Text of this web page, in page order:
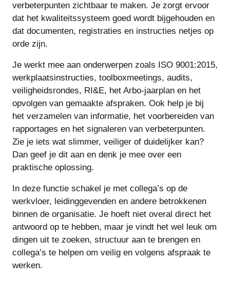
verbeterpunten zichtbaar te maken. Je zorgt ervoor
dat het kwaliteitssysteem goed wordt bijgehouden en
dat documenten, registraties en instructies netjes op
orde zijn.
Je werkt mee aan onderwerpen zoals ISO 9001:2015,
werkplaatsinstructies, toolboxmeetings, audits,
veiligheidsrondes, RI&E, het Arbo-jaarplan en het
opvolgen van gemaakte afspraken. Ook help je bij
het verzamelen van informatie, het voorbereiden van
rapportages en het signaleren van verbeterpunten.
Zie je iets wat slimmer, veiliger of duidelijker kan?
Dan geef je dit aan en denk je mee over een
praktische oplossing.
In deze functie schakel je met collega’s op de
werkvloer, leidinggevenden en andere betrokkenen
binnen de organisatie. Je hoeft niet overal direct het
antwoord op te hebben, maar je vindt het wel leuk om
dingen uit te zoeken, structuur aan te brengen en
collega’s te helpen om veilig en volgens afspraak te
werken.